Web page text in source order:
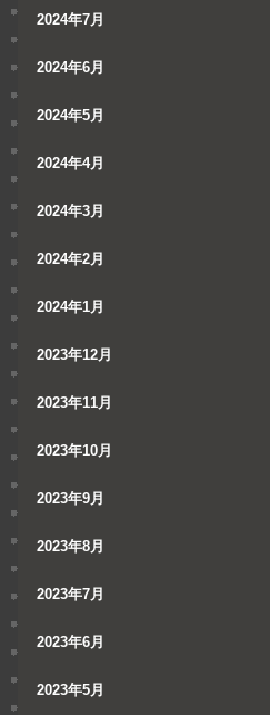
2024年7月
2024年6月
2024年5月
2024年4月
2024年3月
2024年2月
2024年1月
2023年12月
2023年11月
2023年10月
2023年9月
2023年8月
2023年7月
2023年6月
2023年5月